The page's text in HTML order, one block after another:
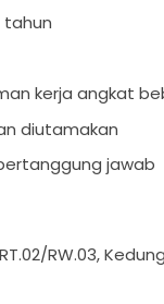
tahun
kerja angkat
diutamakan
jawab
RW.03,